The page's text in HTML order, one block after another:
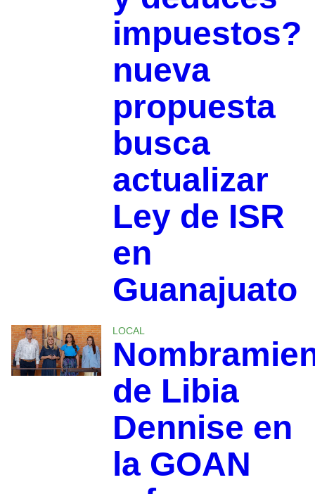
impuestos?
nueva
propuesta
busca
actualizar
Ley de ISR
en
Guanajuato
LOCAL
de Libia
Dennise en
la GOAN